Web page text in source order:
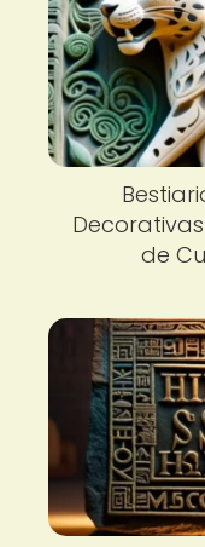
de